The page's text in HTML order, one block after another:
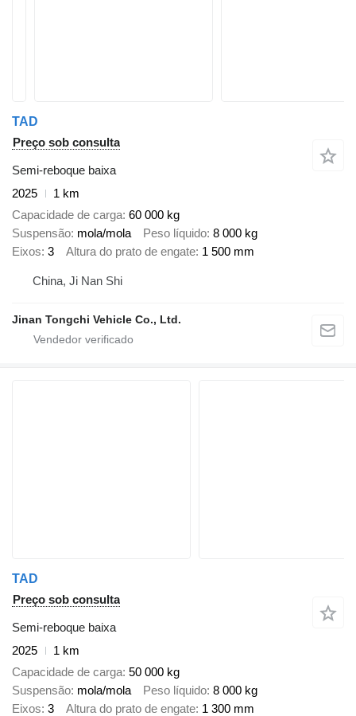
TAD
Preço sob consulta
Semi-reboque baixa
2025
1 km
Capacidade de carga 60 000 kg
Suspensão mola/mola Peso líquido 8 000 kg
Eixos 3 Altura do prato de engate 1 500 mm
China, Ji Nan Shi
Jinan Tongchi Vehicle Co., Ltd.
TAD
Preço sob consulta
Semi-reboque baixa
2025
1 km
Capacidade de carga 50 000 kg
Suspensão mola/mola Peso líquido 8 000 kg
Eixos 3 Altura do prato de engate 1 300 mm